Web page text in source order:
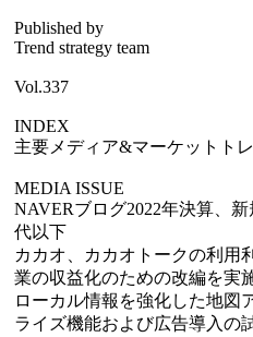
Published by
Trend strategy team
Vol.337
INDEX
主要メディア&マーケットト
MEDIA ISSUE
NAVERブログ2022年決算、
代以下
カカオ、カカオトークの利用
業の収益化のための改編を実
ローカル情報を強化した地図
ライズ機能および広告導入の